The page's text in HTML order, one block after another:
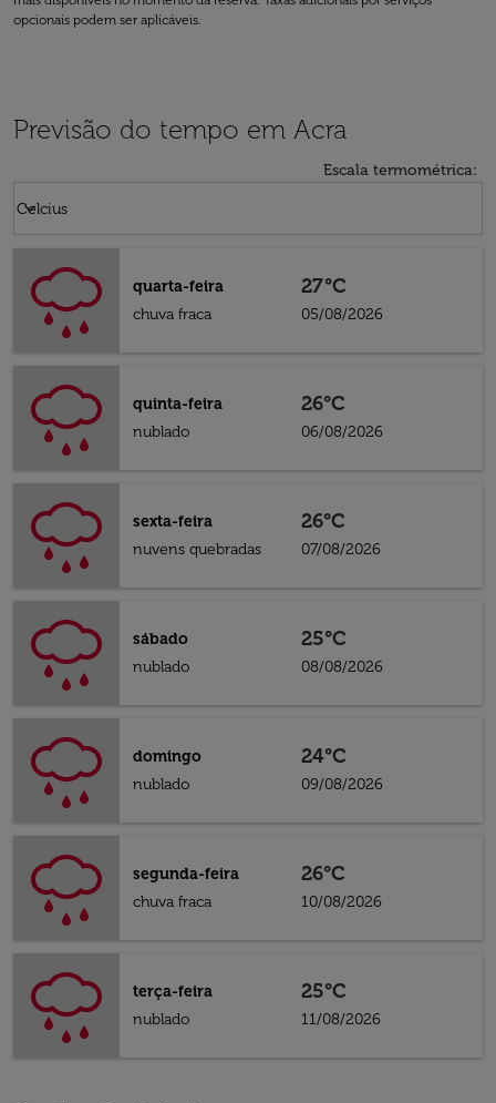
opcionais podem ser aplicáveis.
Previsão do tempo em Acra
Escala termométrica:
Celcius
keyboard_arrow_down
quarta-feira
chuva fraca
27°C
05/08/2026
quinta-feira
nublado
26°C
06/08/2026
sexta-feira
nuvens quebradas
26°C
07/08/2026
sábado
nublado
25°C
08/08/2026
domingo
nublado
24°C
09/08/2026
segunda-feira
chuva fraca
26°C
10/08/2026
terça-feira
nublado
25°C
11/08/2026